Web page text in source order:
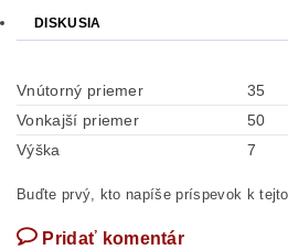
DISKUSIA
Vnútorný priemer
35
Vonkajší priemer
50
Výška
7
Buďte prvý, kto napíše príspevok k
Pridať komentár